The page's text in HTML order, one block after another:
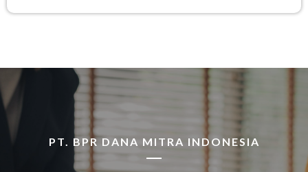
PT. BPR DANA MITRA INDONESIA